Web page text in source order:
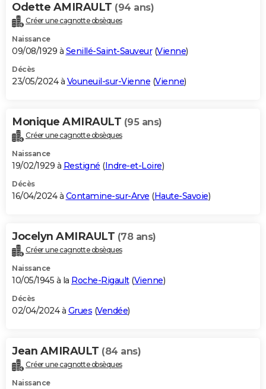
Odette AMIRAULT (94 ans)
Créer une cagnotte obsèques
Naissance
09/08/1929 à Senillé-Saint-Sauveur(Vienne)
Décès
23/05/2024 à Vouneuil-sur-Vienne (Vienne)
Monique AMIRAULT (95 ans)
Créer une cagnotte obsèques
Naissance
19/02/1929 à Restigné (Indre-et-Loire)
Décès
16/04/2024 à Contamine-sur-Arve (Haute-Savoie)
Jocelyn AMIRAULT (78 ans)
Créer une cagnotte obsèques
Naissance
10/05/1945 à la Roche-Rigault(Vienne)
Décès
02/04/2024 à Grues (Vendée)
Jean AMIRAULT (84 ans)
Créer une cagnotte obsèques
Naissance